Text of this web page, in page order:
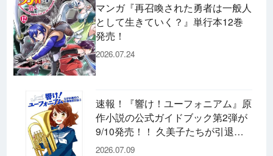
マンガ『再召喚された勇者は一般人
として生きていく？』単行本12巻
発売！
2026.07.24
速報！『響け！ユーフォニアム』原
作小説の公式ガイドブック第2弾が
9/10発売！！ 久美子たちが引退し
た後の書き下ろし小説など充実の内
2026.07.09